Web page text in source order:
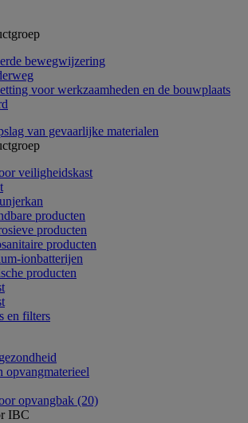
bewegwijzering
voor werkzaamheden en de bouwplaats
van gevaarlijke materialen
veiligheidskast
producten
producten
producten
ionbatterijen
producten
en filters
opvangmaterieel
opvangbak (20)
IBC